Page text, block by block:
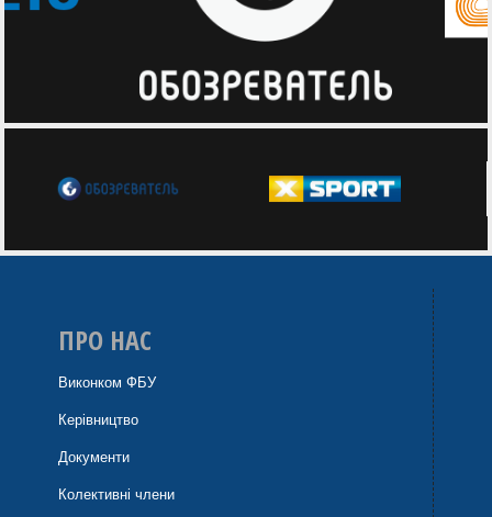
ПРО НАС
Виконком ФБУ
Керівництво
Документи
Колективні члени